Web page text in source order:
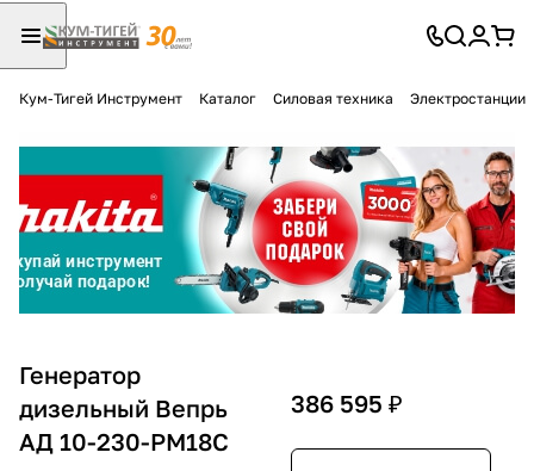
Кум-Тигей Инструмент Каталог Силовая техника Электростанции
Генератор
дизельный Вепрь
АД 10-230-РМ18С
386 595 ₽
Разбейте
оплатуна части
без переплат
График платежей
Сегодня